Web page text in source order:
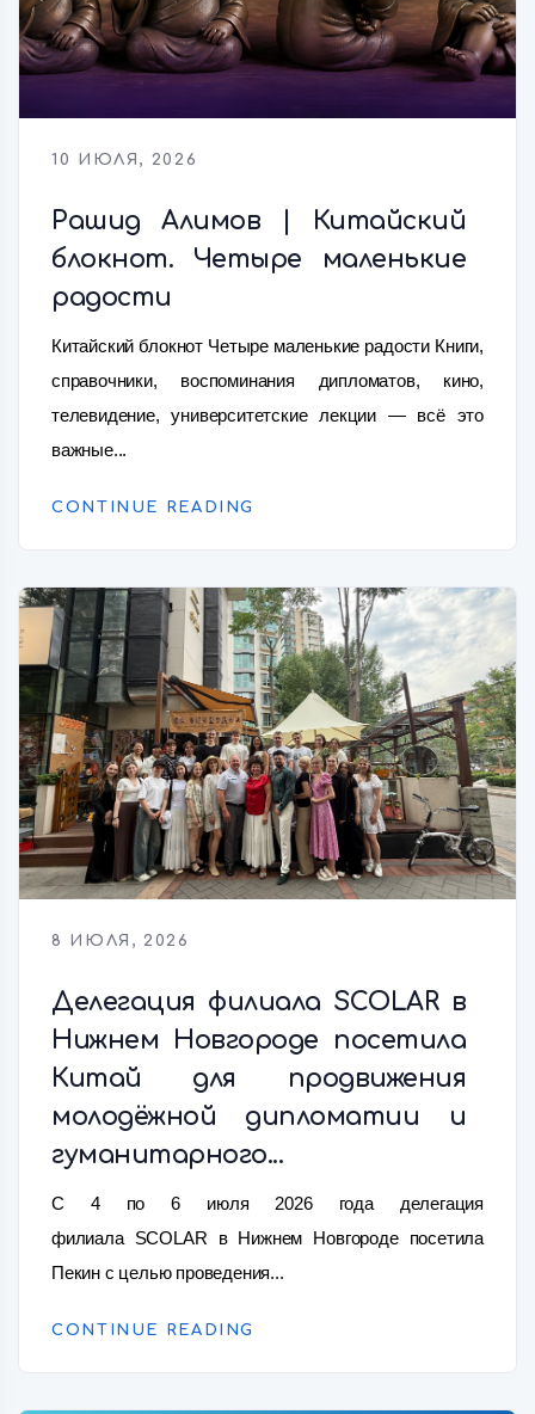
10 ИЮЛЯ, 2026
Рашид Алимов | Китайский
блокнот. Четыре маленькие
радости
Китайский блокнот Четыре маленькие радости Книги,
справочники, воспоминания дипломатов, кино,
телевидение, университетские лекции — всё это
важные...
CONTINUE READING
8 ИЮЛЯ, 2026
Делегация филиала SCOLAR в
Нижнем Новгороде посетила
Китай для продвижения
молодёжной дипломатии и
гуманитарного...
С 4 по 6 июля 2026 года делегация
филиала SCOLAR в Нижнем Новгороде посетила
Пекин с целью проведения...
CONTINUE READING